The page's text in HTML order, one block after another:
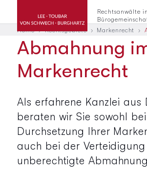
Rechtsanwälte in
Home Rechtsgebiete Markenrecht
Abmahnung
Markenrecht
Als erfahrene Kanzlei aus
beraten wir Sie sowohl
Durchsetzung Ihrer
auch bei der
unberechtigte